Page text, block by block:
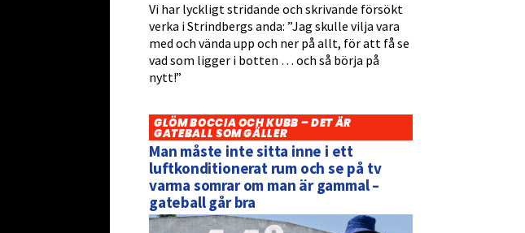
Vi har lyckligt stridande och skrivande försökt
verka i Strindbergs anda: ”Jag skulle vilja vara
med och vända upp och ner på allt, för att få se
vad som ligger i botten … och så börja på
nytt!”
GLÖM BOCCIA OCH KUBB – DET ÄR
GATEBALL SOM GÄLLER
Man måste inte sitta inne i ett
luftkonditionerat rum och se på tv
varma somrar om man är gammal –
gateball går bra